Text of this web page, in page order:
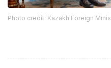
Photo credit: Kazakh Foreign